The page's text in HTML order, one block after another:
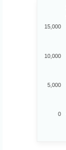
0
5,000
10,000
15,000